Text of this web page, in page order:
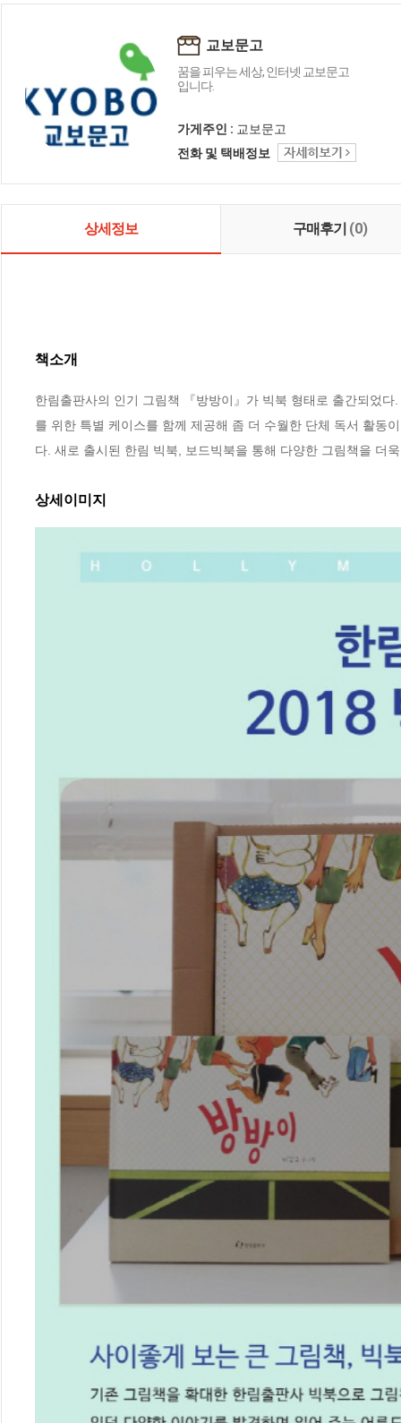
교보문고
꿈을 피우는 세상, 인터넷 교보문고
입니다.
가게주인 : 교보문고
전화 및 택배정보
상세정보 구매후기 (0)
책소개
한림출판사의 인기 그림책 『방방이』가 빅북 형태로 출간되었
를 위한 특별 케이스를 함께 제공해 좀 더 수월한 단체 독서 활동
다. 새로 출시된 한림 빅북, 보드빅북을 통해 다양한 그림책을 더
상세이미지